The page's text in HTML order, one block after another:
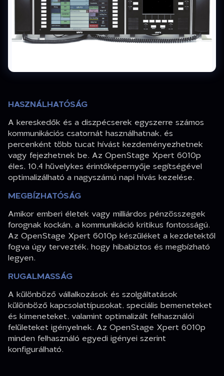
HASZNÁLHATÓSÁG
A kereskedők és a diszpécserek egyszerre számos
kommunikációs csatornát használhatnak, és
percenként több tucat hívást kezdeményezhetnek
vagy fejezhetnek be. Az OpenStage Xpert 6010p
éles, 10,4 hüvelykes érintőképernyője segítségével
optimalizálható a nagyszámú napi hívás kezelése.
MEGBÍZHATÓSÁG
Amikor emberi életek vagy milliárdos pénzösszegek
forognak kockán, a kommunikáció kritikus fontosságú.
Az OpenStage Xpert 6010p készüléket a kezdetektől
fogva úgy tervezték, hogy hibabiztos és megbízható
legyen.
RUGALMASSÁG
A különböző vállalkozások és szolgáltatások
különböző kapcsolattípusokat, speciális bemeneteket
és kimeneteket, valamint optimalizált felhasználói
felületeket igényelnek. Az OpenStage Xpert 6010p
minden felhasználó egyedi igényei szerint
konfigurálható.